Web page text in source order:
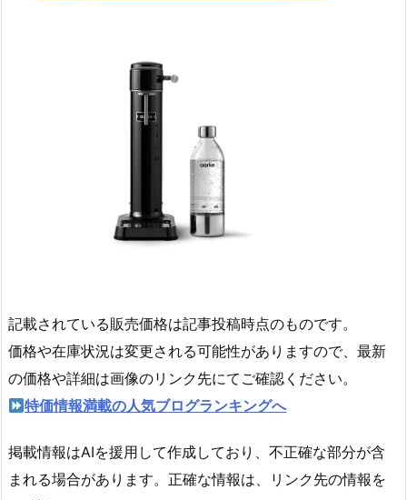
記載されている販売価格は記事投稿時点のものです。
価格や在庫状況は変更される可能性がありますので、最新
の価格や詳細は画像のリンク先にてご確認ください。
特価情報満載の人気ブログランキングへ
掲載情報はAIを援用して作成しており、不正確な部分が含
まれる場合があります。正確な情報は、リンク先の情報を